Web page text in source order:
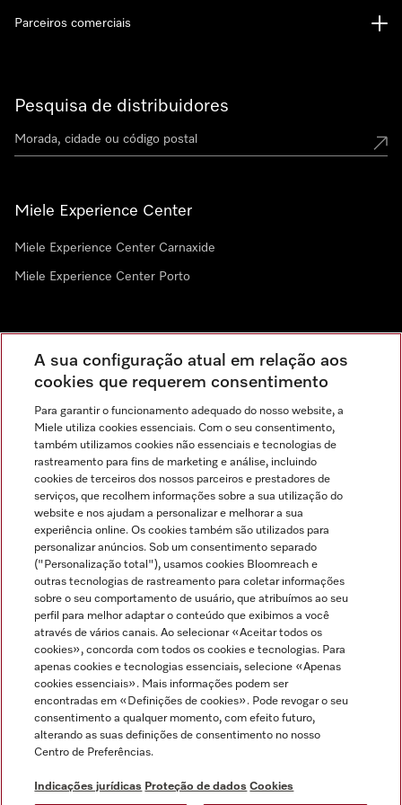
Pesquisa de distribuidores
Miele Experience Center
Miele Experience Center Carnaxide
Miele Experience Center Porto
Parceiros comerciais
Indicações jurídicas
Condições gerais
Proteção de dados
Condições de utilização
Canal de Ética
Formulário de livre resolução
Miele no Instagram
Miele no Facebook
Miele no Youtube
A sua configuração atual em relação aos
cookies que requerem consentimento
Para garantir o funcionamento adequado do nosso website, a
Miele utiliza cookies essenciais. Com o seu consentimento,
também utilizamos cookies não essenciais e tecnologias de
rastreamento para fins de marketing e análise, incluindo
cookies de terceiros dos nossos parceiros e prestadores de
serviços, que recolhem informações sobre a sua utilização do
website e nos ajudam a personalizar e melhorar a sua
experiência online. Os cookies também são utilizados para
personalizar anúncios. Sob um consentimento separado
("Personalização total"), usamos cookies Bloomreach e
outras tecnologias de rastreamento para coletar informações
sobre o seu comportamento de usuário, que atribuímos ao seu
perfil para melhor adaptar o conteúdo que exibimos a você
através de vários canais. Ao selecionar «Aceitar todos os
cookies», concorda com todos os cookies e tecnologias. Para
apenas cookies e tecnologias essenciais, selecione «Apenas
cookies essenciais». Mais informações podem ser
encontradas em «Definições de cookies». Pode revogar o seu
consentimento a qualquer momento, com efeito futuro,
alterando as suas definições de consentimento no nosso
Centro de Preferências.
Indicações jurídicas Proteção de dados Cookies